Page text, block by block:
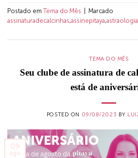
Postado emTema do Mês
Marcado
assinaturadecalcinhas,assinepitaya,astraologia
TEMA DO MÊS
Seu clube de assinatura de
está de
POSTED ON 09/08/2023 BY
09
ago